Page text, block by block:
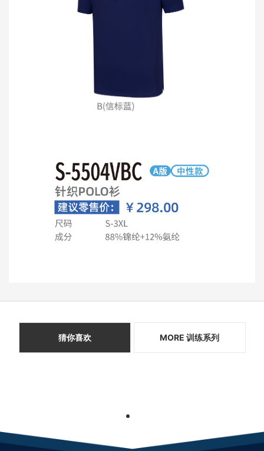
猜你喜欢 MORE 训练系列
1